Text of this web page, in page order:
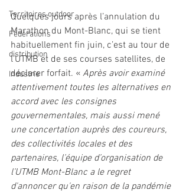
Territoires outdoor
Fédérations
distribution
Industrie
Quelques jours après l’annulation du
Marathon du Mont-Blanc, qui se tient
habituellement fin juin, c’est au tour de
l’UTMB et de ses courses satellites, de
déclarer forfait. « Après avoir examiné
attentivement toutes les alternatives en
accord avec les consignes
gouvernementales, mais aussi mené
une concertation auprès des coureurs,
des collectivités locales et des
partenaires, l’équipe d’organisation de
l’UTMB Mont-Blanc a le regret
d'annoncer qu'en raison de la pandémie